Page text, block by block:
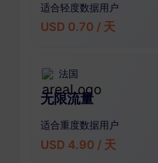
适合轻度数据用户
USD 0.70 / 天
法国
无限流量
适合重度数据用户
USD 4.90 / 天